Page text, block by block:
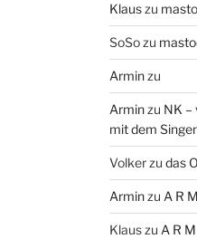
Klauszu
SoSozu
Arminzu
Arminzu NK –
mit dem
Volkerzu das
Arminzu A R
Klauszu A R